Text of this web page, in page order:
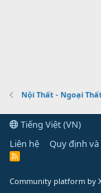
Nội Thất - Ngoại
Tiếng Việt (VN)
Liên hệ
Quy định
R
Community platform by